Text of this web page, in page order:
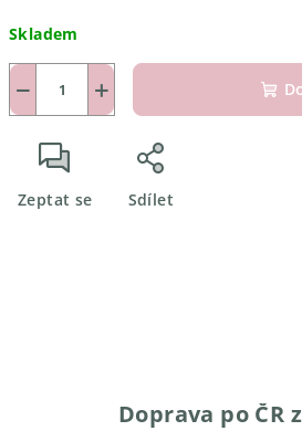
cena:
Skladem
+
−
Zeptat se Sdílet
Doprava po ČR